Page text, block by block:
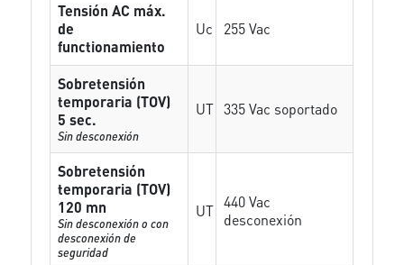
Tensión AC máx.
de
functionamiento
Uc 255 Vac
Sobretensión
temporaria (TOV)
5 sec.
Sin desconexión
UT 335 Vac soportado
Sobretensión
temporaria (TOV)
120 mn
Sin desconexión o con
desconexión de
seguridad
UT 440 Vac
desconexión